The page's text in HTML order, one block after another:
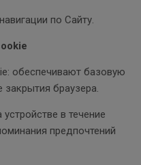
по Сайту.
обеспечивают базовую
закрытия браузера.
в течение
предпочтений